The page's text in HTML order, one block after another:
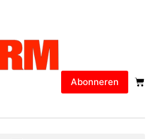
Abonneren